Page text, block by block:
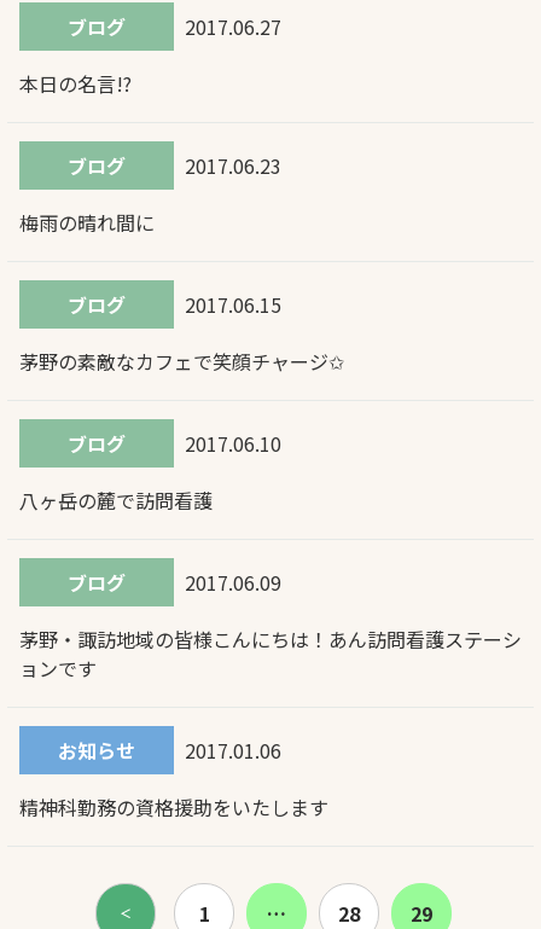
ブログ
2017.06.27
本日の名言!?
ブログ
2017.06.23
梅雨の晴れ間に
ブログ
2017.06.15
茅野の素敵なカフェで笑顔チャージ✩
ブログ
2017.06.10
八ヶ岳の麓で訪問看護
ブログ
2017.06.09
茅野・諏訪地域の皆様こんにちは！あん訪問看護ステーシ
ョンです
お知らせ
2017.01.06
精神科勤務の資格援助をいたします
＜ 1 … 28 29